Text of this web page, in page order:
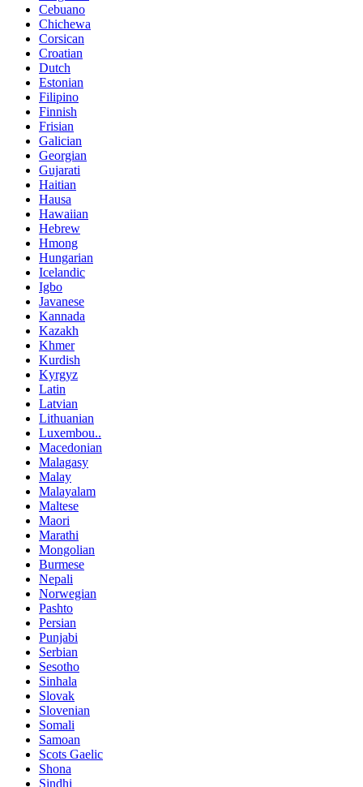
Cebuano
Chichewa
Corsican
Croatian
Dutch
Estonian
Filipino
Finnish
Frisian
Galician
Georgian
Gujarati
Haitian
Hausa
Hawaiian
Hebrew
Hmong
Hungarian
Icelandic
Igbo
Javanese
Kannada
Kazakh
Khmer
Kurdish
Kyrgyz
Latin
Latvian
Lithuanian
Luxembou..
Macedonian
Malagasy
Malay
Malayalam
Maltese
Maori
Marathi
Mongolian
Burmese
Nepali
Norwegian
Pashto
Persian
Punjabi
Serbian
Sesotho
Sinhala
Slovak
Slovenian
Somali
Samoan
Scots Gaelic
Shona
Sindhi